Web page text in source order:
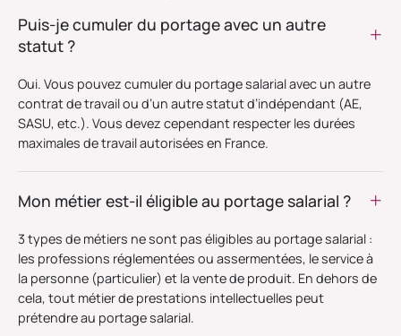
Puis-je cumuler du portage avec un autre
statut ?
Oui. Vous pouvez cumuler du portage salarial avec un autre
contrat de travail ou d’un autre statut d’indépendant (AE,
SASU, etc.). Vous devez cependant respecter les durées
maximales de travail autorisées en France.
Mon métier est-il éligible au portage salarial ?
3 types de métiers ne sont pas éligibles au portage salarial :
les professions réglementées ou assermentées, le service à
la personne (particulier) et la vente de produit. En dehors de
cela, tout métier de prestations intellectuelles peut
prétendre au portage salarial.